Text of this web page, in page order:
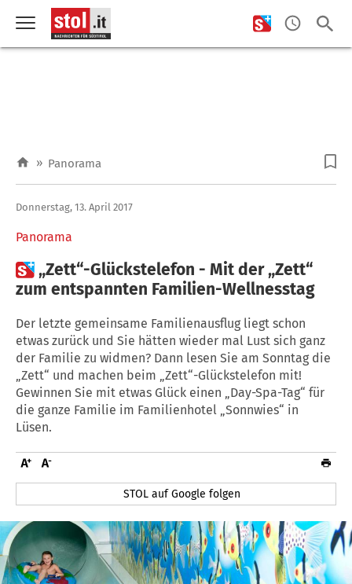
» Panorama
Panorama
Donnerstag, 13. April 2017
„Zett“-Glückstelefon - Mit der „Zett“
zum entspannten Familien-Wellnesstag
Der letzte gemeinsame Familienausflug liegt schon
etwas zurück und Sie hätten wieder mal Lust sich ganz
der Familie zu widmen? Dann lesen Sie am Sonntag die
„Zett“ und machen beim „Zett“-Glückstelefon mit!
Gewinnen Sie mit etwas Glück einen „Day-Spa-Tag“ für
die ganze Familie im Familienhotel „Sonnwies“ in
Lüsen.
STOL auf Google folgen